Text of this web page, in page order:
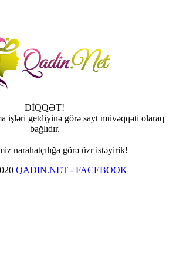
DİQQƏT!
işləri getdiyinə görə sayt müvəqqəti olaraq
bağlıdır.
narahatçılığa görə üzr istəyirik!
QADIN.NET - FACEBOOK